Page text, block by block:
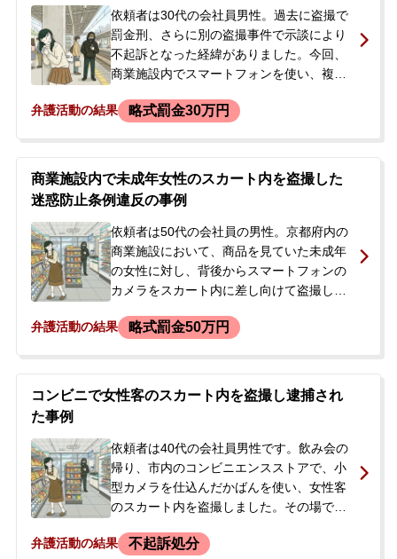
依頼者は30代の会社員男性。過去に盗撮で
罰金刑、さらに別の盗撮事件で示談により
不起訴となった経緯がありました。今回、
商業施設内でスマートフォンを使い、複数
服警察官に発見され、現行犯逮捕されまし
やスマートフォンが押収されました。PCに
は過去の多数の盗撮データが保管されてお
り、後日警察から再度取り調べの呼び出し
があったため、以前の事件も担当した弁護
士に再び依頼するべく、妻を介して相談に
至りました。
弁護活動の結果 略式罰金30万円
商業施設内で未成年女性のスカート内を盗撮した
迷惑防止条例違反の事例
依頼者は50代の会社員の男性。京都府内の
商業施設において、商品を見ていた未成年
の女性に対し、背後からスマートフォンの
カメラをスカート内に差し向けて盗撮しま
通報により駆け付けた警察官に現行犯逮捕
連絡を受けた妻が、以前にも依頼した弁護
士への弁護活動を希望し、当事務所へ電話
弁護活動の結果 略式罰金50万円
コンビニで女性客のスカート内を盗撮し逮捕され
た事例
依頼者は40代の会社員男性です。飲み会の
帰り、市内のコンビニエンスストアで、小
型カメラを仕込んだかばんを使い、女性客
のスカート内を盗撮しました。その場で他
捕されました。しかし、勾留請求が裁判所
弁護活動の結果 不起訴処分